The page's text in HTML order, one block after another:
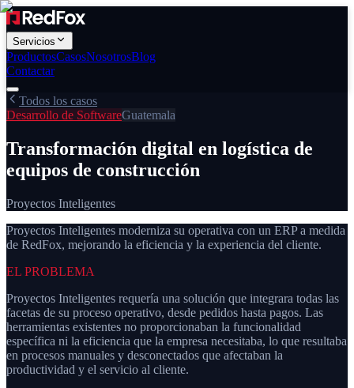
Servicios
ProductosCasosNosotrosBlog
Contactar
Todos los casos
Desarrollo de SoftwareGuatemala
Transformación digital en logística de
equipos de construcción
Proyectos Inteligentes
Proyectos Inteligentes moderniza su operativa con un ERP a medida
de RedFox, mejorando la eficiencia y la experiencia del cliente.
EL PROBLEMA
Proyectos Inteligentes requería una solución que integrara todas las
facetas de su proceso operativo, desde pedidos hasta pagos. Las
herramientas existentes no proporcionaban la funcionalidad
específica ni la eficiencia que la empresa necesitaba, lo que resultaba
en procesos manuales y desconectados que afectaban la
productividad y el servicio al cliente.